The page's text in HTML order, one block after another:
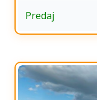
Predaj